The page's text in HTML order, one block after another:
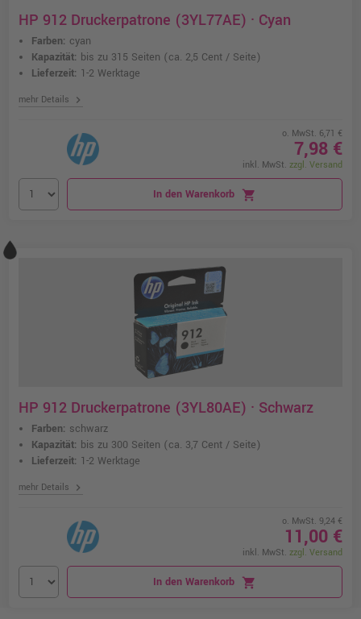
HP 912 Druckerpatrone (3YL77AE) · Cyan
Farben: cyan
Kapazität: bis zu 315 Seiten (ca. 2,5 Cent / Seite)
Lieferzeit: 1-2 Werktage
mehr Details chevron_right
o. MwSt. 6,71 €
7,98 €
inkl. MwSt. zzgl. Versand
In den Warenkorb shopping_cart
HP 912 Druckerpatrone (3YL80AE) · Schwarz
Farben: schwarz
Kapazität: bis zu 300 Seiten (ca. 3,7 Cent / Seite)
Lieferzeit: 1-2 Werktage
mehr Details chevron_right
o. MwSt. 9,24 €
11,00 €
inkl. MwSt. zzgl. Versand
In den Warenkorb shopping_cart